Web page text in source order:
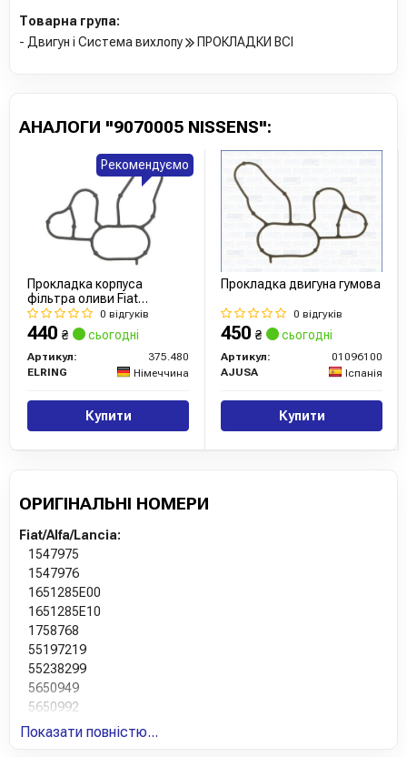
Товарна група:
- Двигун і Система вихлопу
ПРОКЛАДКИ ВСІ
АНАЛОГИ "9070005 NISSENS":
Прокладка корпуса
фільтра оливи Fiat
Punto/Opel Co0 відгуків
440 ₴ сьогодні
Артикул:
375.480
ELRING
Німеччина
Купити
Рекомендуємо
Прокладка двигуна гумова
0 відгуків
450 ₴ сьогодні
Артикул:
01096100
AJUSA
Іспанія
Купити
ОРИГІНАЛЬНІ НОМЕРИ
Fiat/Alfa/Lancia:
1547975
1547976
1651285E00
1651285E10
1758768
55197219
55238299
5650949
5650992
71754084
Показати повністю...